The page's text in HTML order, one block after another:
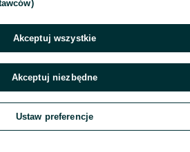
Akceptuj wszystkie
Akceptuj niezbędne
Ustaw preferencje